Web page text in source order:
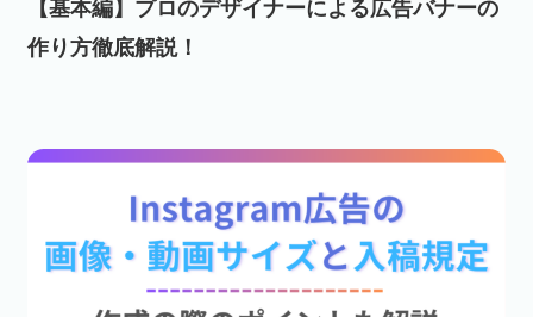
【基本編】プロのデザイナーによる広告バナーの
作り方徹底解説！